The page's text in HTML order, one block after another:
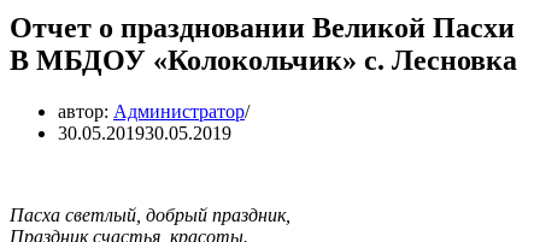
Отчет о праздновании Великой Пасхи
В МБДОУ «Колокольчик» с. Лесновка
автор: Администратор
30.05.201930.05.2019
Пасха светлый, добрый праздник,
Праздник счастья, красоты.